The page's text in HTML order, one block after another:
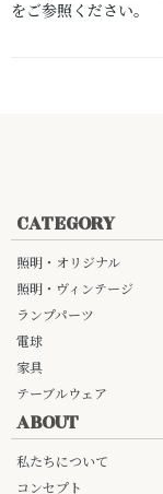
をご参照ください。
CATEGORY
照明・オリジナル
照明・ヴィンテージ
ランプパーツ
電球
家具
テーブルウェア
ABOUT
私たちについて
コンセプト